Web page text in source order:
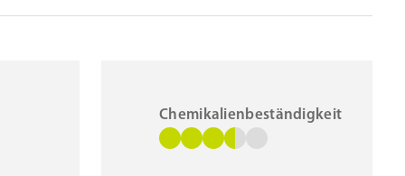
Chemikalienbeständigkeit